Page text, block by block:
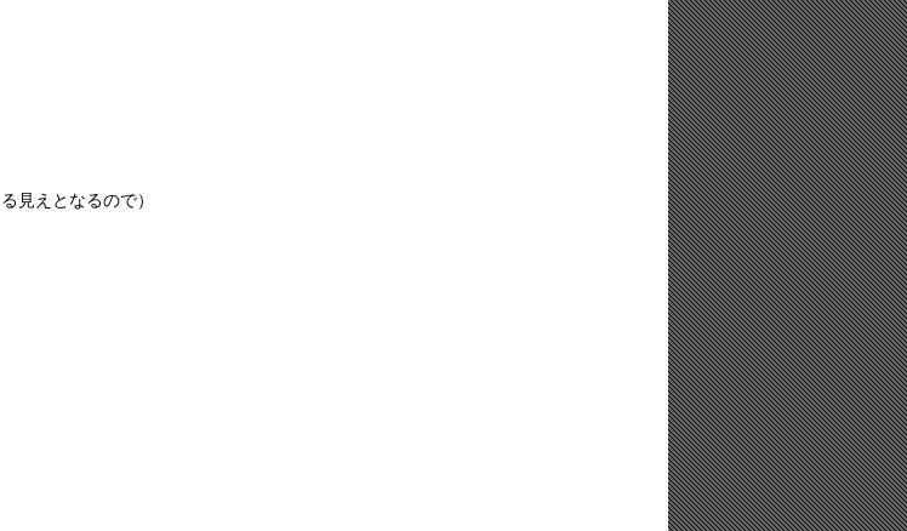
見えとなるので）